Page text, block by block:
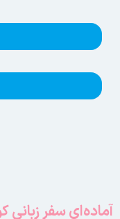
آماده‌ای سفر